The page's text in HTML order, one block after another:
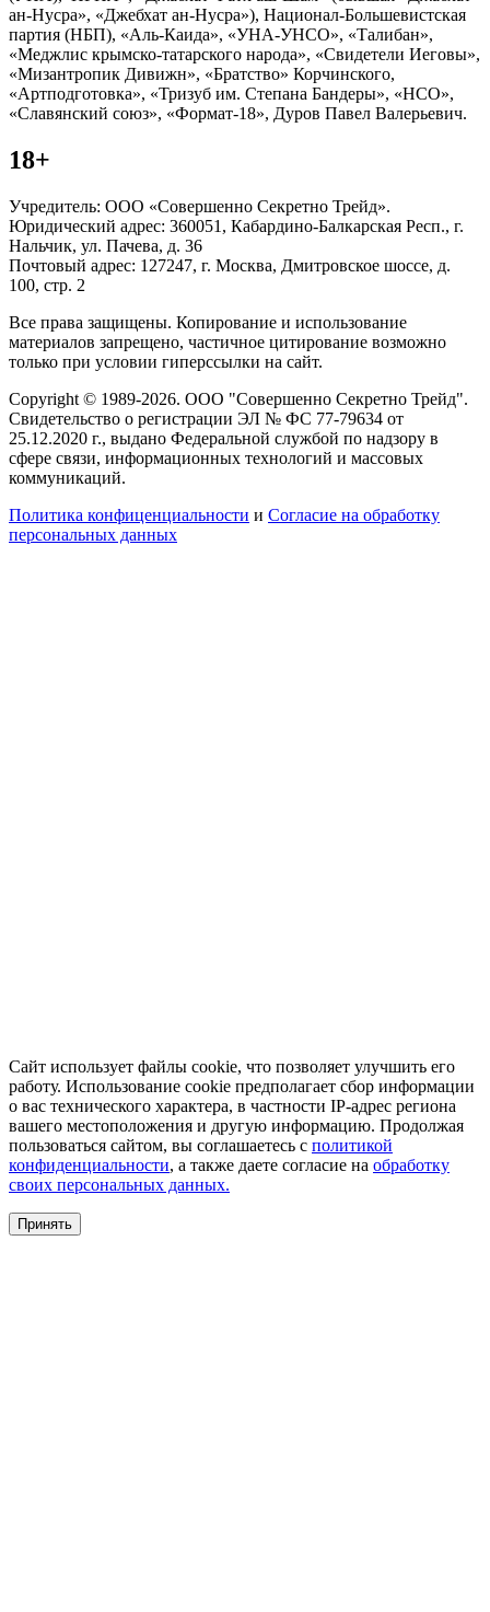
ан-Нусра», «Джебхат ан-Нусра»), Национал-Большевистская
партия (НБП), «Аль-Каида», «УНА-УНСО», «Талибан»,
«Меджлис крымско-татарского народа», «Свидетели Иеговы»,
«Мизантропик Дивижн», «Братство» Корчинского,
«Артподготовка», «Тризуб им. Степана Бандеры», «НСО»,
«Славянский союз», «Формат-18», Дуров Павел Валерьевич.
18+
Учредитель: ООО «Совершенно Секретно Трейд».
Юридический адрес: 360051, Кабардино-Балкарская Респ., г.
Нальчик, ул. Пачева, д. 36
Почтовый адрес: 127247, г. Москва, Дмитровское шоссе, д.
100, стр. 2
Все права защищены. Копирование и использование
материалов запрещено, частичное цитирование возможно
только при условии гиперссылки на сайт.
Copyright © 1989-2026. ООО "Совершенно Секретно Трейд".
Свидетельство о регистрации ЭЛ № ФС 77-79634 от
25.12.2020 г., выдано Федеральной службой по надзору в
сфере связи, информационных технологий и массовых
коммуникаций.
Политика конфиценциальности и Согласие на обработку
персональных данных
Сайт использует файлы cookie, что позволяет улучшить его
работу. Использование cookie предполагает сбор информации
о вас технического характера, в частности IP-адрес региона
вашего местоположения и другую информацию. Продолжая
пользоваться сайтом, вы соглашаетесь с политикой
конфиденциальности, а также даете согласие на обработку
своих персональных данных.
Принять